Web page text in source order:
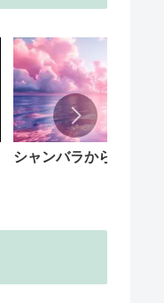
シャンバラからの回覧